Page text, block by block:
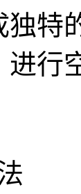
独特
进行